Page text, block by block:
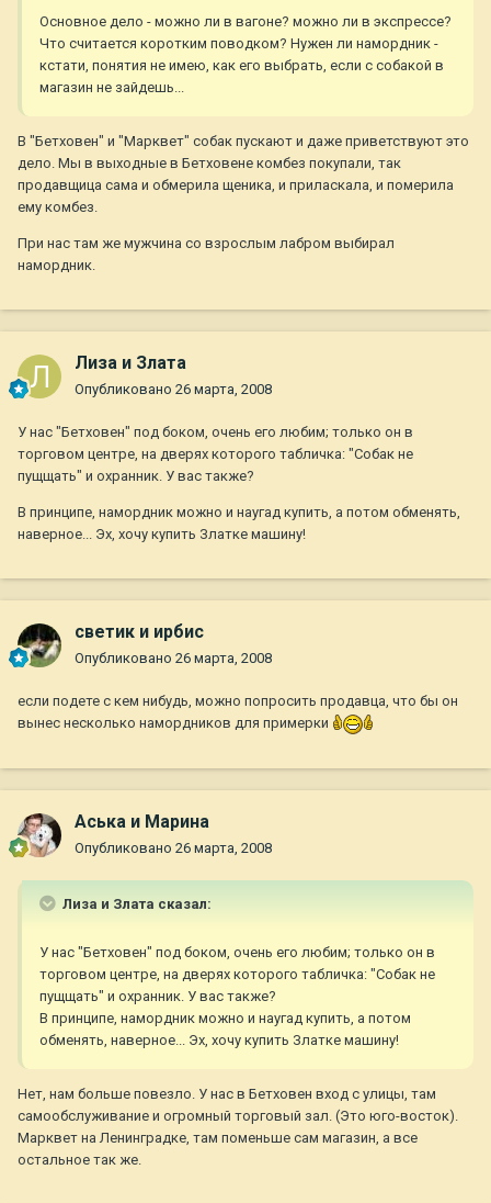
Основное дело - можно ли в вагоне? можно ли в экспрессе?
Что считается коротким поводком? Нужен ли намордник -
кстати, понятия не имею, как его выбрать, если с собакой в
магазин не зайдешь...
В "Бетховен" и "Марквет" собак пускают и даже приветствуют это
дело. Мы в выходные в Бетховене комбез покупали, так
продавщица сама и обмерила щеника, и приласкала, и померила
ему комбез.
При нас там же мужчина со взрослым лабром выбирал
намордник.
Лиза и Злата
Опубликовано 26 марта, 2008
У нас "Бетховен" под боком, очень его любим; только он в
торговом центре, на дверях которого табличка: "Собак не
пущщать" и охранник. У вас также?
В принципе, намордник можно и наугад купить, а потом обменять,
наверное... Эх, хочу купить Златке машину!
светик и ирбис
Опубликовано 26 марта, 2008
если подете с кем нибудь, можно попросить продавца, что бы он
вынес несколько намордников для примерки
Аська и Марина
Опубликовано 26 марта, 2008
Лиза и Злата сказал:
У нас "Бетховен" под боком, очень его любим; только он в
торговом центре, на дверях которого табличка: "Собак не
пущщать" и охранник. У вас также?
В принципе, намордник можно и наугад купить, а потом
обменять, наверное... Эх, хочу купить Златке машину!
Нет, нам больше повезло. У нас в Бетховен вход с улицы, там
самообслуживание и огромный торговый зал. (Это юго-восток).
Марквет на Ленинградке, там поменьше сам магазин, а все
остальное так же.